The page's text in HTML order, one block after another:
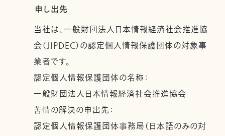
申し出先
当社は、一般財団法人日本情報経済社会推進協
会（JIPDEC）の認定個人情報保護団体の対象事
業者です。
認定個人情報保護団体の名称：
一般財団法人日本情報経済社会推進協会
苦情の解決の申出先：
認定個人情報保護団体事務局（日本語のみの対